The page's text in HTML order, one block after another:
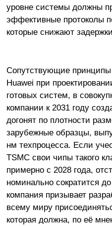
уровне системы должны
эффективные протоколы
которые снижают
Сопутствующие принципы
Huawei при
готовых систем, в
компании к 2031 году
догонят по плотности
зарубежные образцы,
нм техпроцесса. Если
TSMC свои чипы такого
примерно с 2028 года,
номинально сократится
компания призывает
всему миру
которая должна, по её